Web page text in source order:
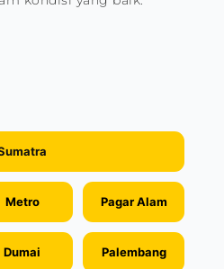
Metro Pagar Alam
Dumai Palembang